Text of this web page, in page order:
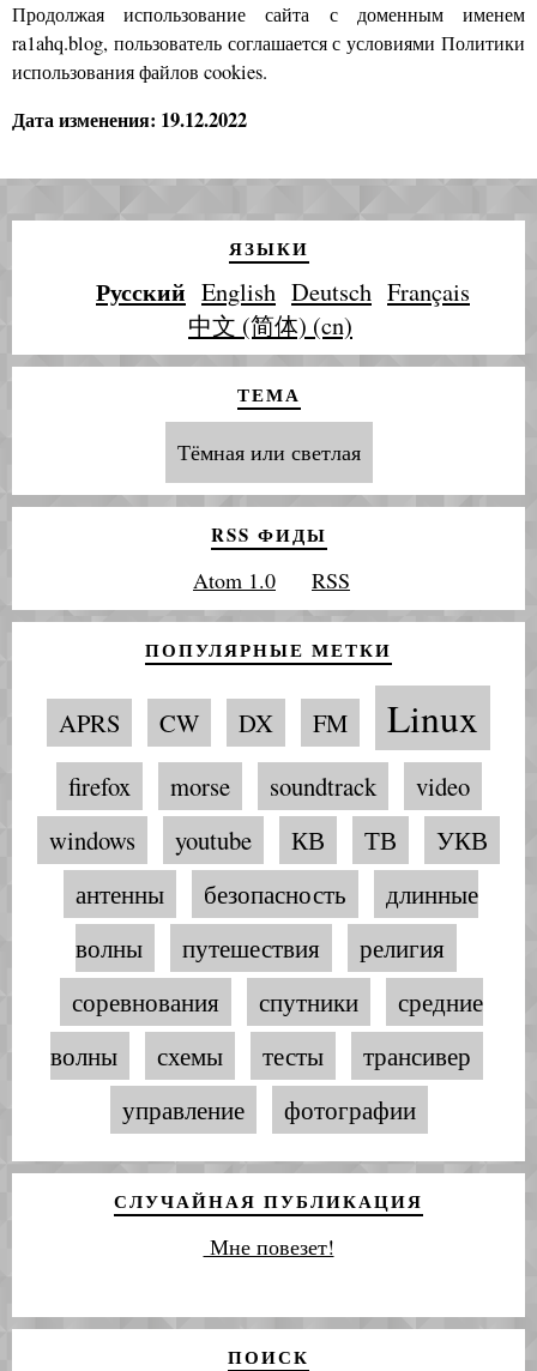
Продолжая использование сайта с доменным именем
ra1ahq.blog, пользователь соглашается с условиями Политики
использования файлов cookies.
Дата изменения: 19.12.2022
ЯЗЫКИ
Русский English Deutsch Français
中文 (简体) (cn)
ТЕМА
Тёмная или светлая
RSS ФИДЫ
Atom 1.0 RSS
ПОПУЛЯРНЫЕ МЕТКИ
APRS CW DX FM Linux
firefox morse soundtrack
video
windows
youtube КВ ТВ
УКВ
антенны
безопасность
длинные
волны
путешествия
религия
соревнования
спутники
средние
волны
схемы тесты
трансивер
управление
фотографии
СЛУЧАЙНАЯ ПУБЛИКАЦИЯ
Мне повезет!
ПОИСК